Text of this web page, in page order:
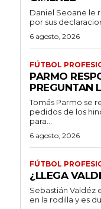
Daniel Seoane le
por sus
6 agosto, 2026
FÚTBOL
PARMO
PREGUNTAN
Tomás Parmo se
pedidos de los
para...
6 agosto, 2026
FÚTBOL
¿LLEGA
Sebastián Valdéz
en la rodilla y es